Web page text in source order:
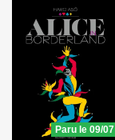
Paru le 09/07